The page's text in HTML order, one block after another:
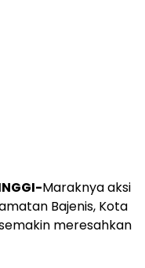
Maraknya aksi
Bajenis, Kota
meresahkan